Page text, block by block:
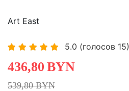
Art East
5.0 (голосов 15)
436,80 BYN
539,80 BYN